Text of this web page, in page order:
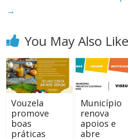
→
You May Also Like
Vouzela
promove
boas
práticas
Município
renova
apoios e
abre